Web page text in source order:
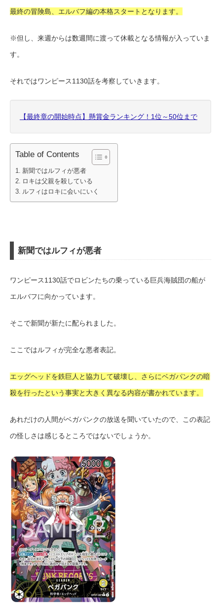
最終の冒険島、エルバフ編の本格スタートとなります。
※但し、来週からは数週間に渡って休載となる情報が入っていま
す。
それではワンピース1130話を考察していきます。
【最終章の開始時点】懸賞金ランキング！1位～50位まで
Table of Contents
新聞ではルフィが悪者
ロキは父親を殺している
ルフィはロキに会いにいく
新聞ではルフィが悪者
ワンピース1130話でロビンたちの乗っている巨兵海賊団の船が
エルバフに向かっています。
そこで新聞が新たに配られました。
ここではルフィが完全な悪者表記。
エッグヘッドを鉄巨人と協力して破壊し、さらにベガパンクの暗
殺を行ったという事実と大きく異なる内容が書かれています。
あれだけの人間がベガパンクの放送を聞いていたので、この表記
の怪しさは感じるところではないでしょうか。